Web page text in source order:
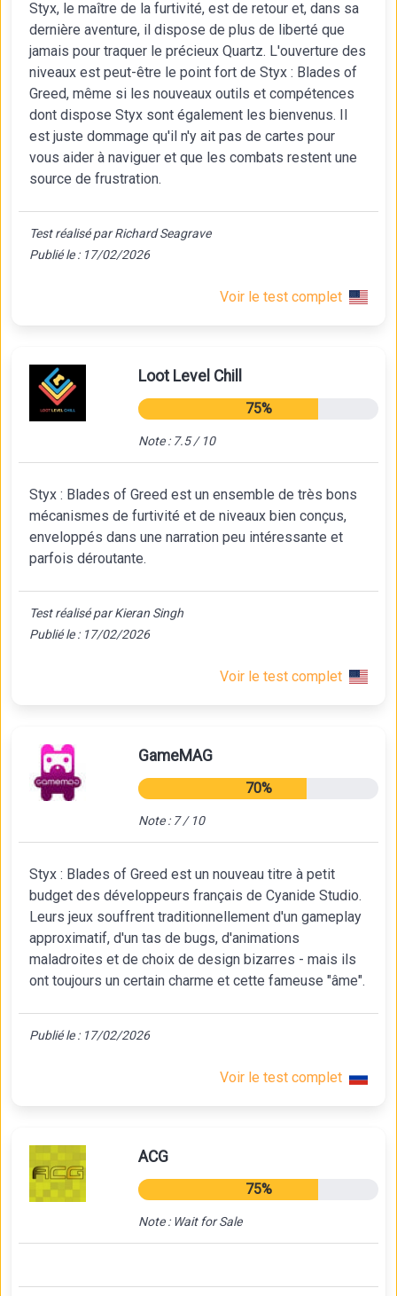
Styx, le maître de la furtivité, est de retour et, dans sa
dernière aventure, il dispose de plus de liberté que
jamais pour traquer le précieux Quartz. L'ouverture des
niveaux est peut-être le point fort de Styx : Blades of
Greed, même si les nouveaux outils et compétences
dont dispose Styx sont également les bienvenus. Il
est juste dommage qu'il n'y ait pas de cartes pour
vous aider à naviguer et que les combats restent une
source de frustration.
Test réalisé par Richard Seagrave
Publié le : 17/02/2026
Voir le test complet
Loot Level Chill
75%
Note : 7.5 / 10
Styx : Blades of Greed est un ensemble de très bons
mécanismes de furtivité et de niveaux bien conçus,
enveloppés dans une narration peu intéressante et
parfois déroutante.
Test réalisé par Kieran Singh
Publié le : 17/02/2026
Voir le test complet
GameMAG
70%
Note : 7 / 10
Styx : Blades of Greed est un nouveau titre à petit
budget des développeurs français de Cyanide Studio.
Leurs jeux souffrent traditionnellement d'un gameplay
approximatif, d'un tas de bugs, d'animations
maladroites et de choix de design bizarres - mais ils
ont toujours un certain charme et cette fameuse "âme".
Publié le : 17/02/2026
Voir le test complet
ACG
75%
Note : Wait for Sale